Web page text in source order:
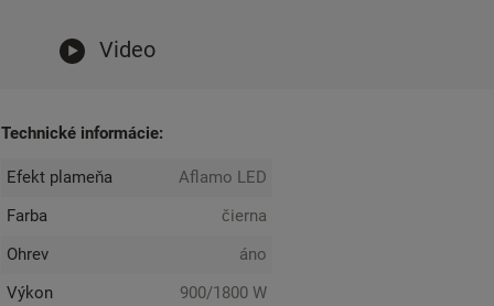
Video
Technické informácie:
Efekt plameňa
Aflamo LED
Farba
čierna
Ohrev
áno
Výkon
900/1800 W